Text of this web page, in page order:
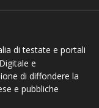
di testate e portali
e
di diffondere la
e pubbliche